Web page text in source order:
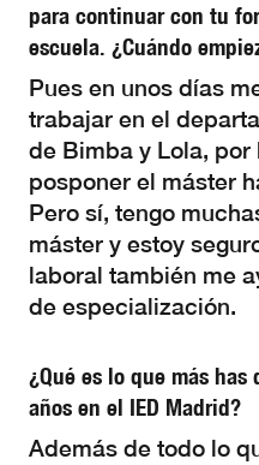
para continuar con tu
escuela. ¿Cuándo
Pues en unos días
trabajar en el
de Bimba y Lola,
posponer el máster
Pero sí, tengo
máster y estoy
laboral también me
de especialización.
¿Qué es lo que más
años en el IED Madrid?
Además de todo lo